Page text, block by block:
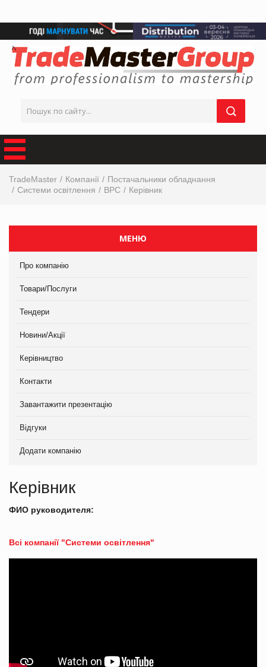
TradeMaster Компанії
Постачальники обладнання
Системи освітлення
ВРС Керівник
МЕНЮ
Про компанію
Товари/Послуги
Тендери
Новини/Акції
Керівництво
Контакти
Завантажити презентацію
Відгуки
Додати компанію
Керівник
ФИО руководителя:
Всі компанії "Системи освітлення"